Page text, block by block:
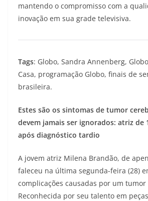
mantendo o compromisso com a
inovação em sua grade televisiva.
Tags: Globo, Sandra Annenberg,
Casa, programação Globo, finais de
brasileira.
Estes são os sintomas de tumor
devem jamais ser ignorados: atriz de
após diagnóstico tardio
A jovem atriz Milena Brandão, de
faleceu na última segunda-feira (28)
complicações causadas por um
Reconhecida por seu talento em